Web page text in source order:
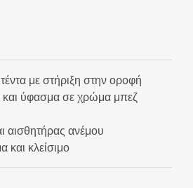
με στήριξη στην οροφή
και ύφασμα σε χρώμα μπεζ
αισθητήρας ανέμου
και κλείσιμο